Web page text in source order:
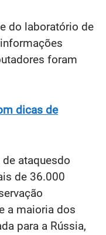
do laboratório de
foram
dicas de
ataquesdo
de 36.000
a maioria dos
para a Rússia,